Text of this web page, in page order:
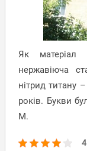
Як матеріал
нержавіюча
нітрид титану
років. Букви
М.
4